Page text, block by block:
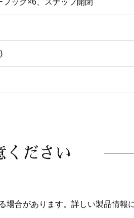
ック×6、スナップ開閉
ください
合があります。詳しい製品情報